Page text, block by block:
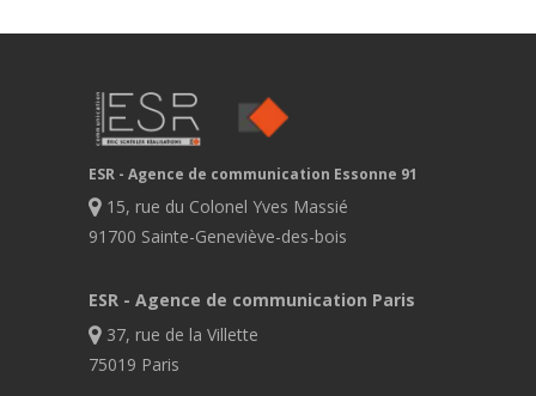
ESR - Agence de communication Essonne 91
15, rue du Colonel Yves Massié
91700 Sainte-Geneviève-des-bois
ESR - Agence de communication Paris
37, rue de la Villette
75019 Paris